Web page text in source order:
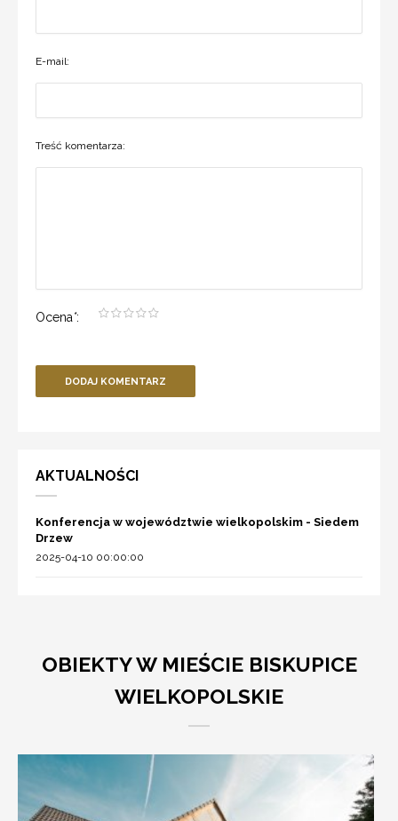
E-mail:
Treść komentarza:
Ocena*:
DODAJ KOMENTARZ
AKTUALNOŚCI
Konferencja w województwie wielkopolskim - Siedem
Drzew
2025-04-10 00:00:00
OBIEKTY W MIEŚCIE BISKUPICE
WIELKOPOLSKIE